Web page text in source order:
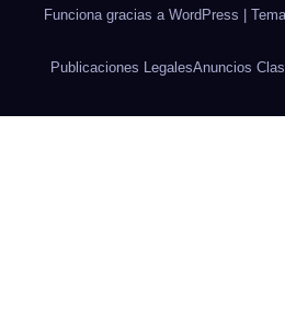
Funciona gracias a WordPress |
Publicaciones LegalesAnuncios